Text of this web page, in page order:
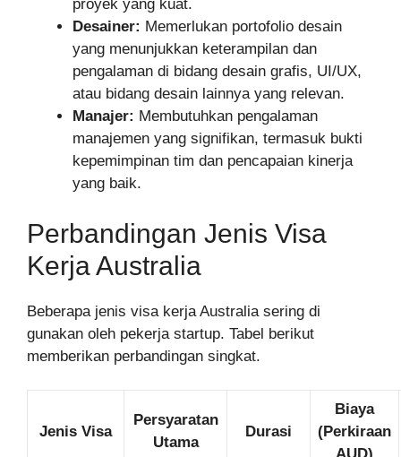
proyek yang kuat.
Desainer: Memerlukan portofolio desain
yang menunjukkan keterampilan dan
pengalaman di bidang desain grafis, UI/UX,
atau bidang desain lainnya yang relevan.
Manajer: Membutuhkan pengalaman
manajemen yang signifikan, termasuk bukti
kepemimpinan tim dan pencapaian kinerja
yang baik.
Perbandingan Jenis Visa
Kerja Australia
Beberapa jenis visa kerja Australia sering di
gunakan oleh pekerja startup. Tabel berikut
memberikan perbandingan singkat.
Jenis Visa
Persyaratan
Utama
Durasi
Biaya
(Perkiraan